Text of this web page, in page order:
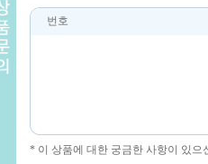
번호
* 이 상품에 대한 궁금한 사항이 있